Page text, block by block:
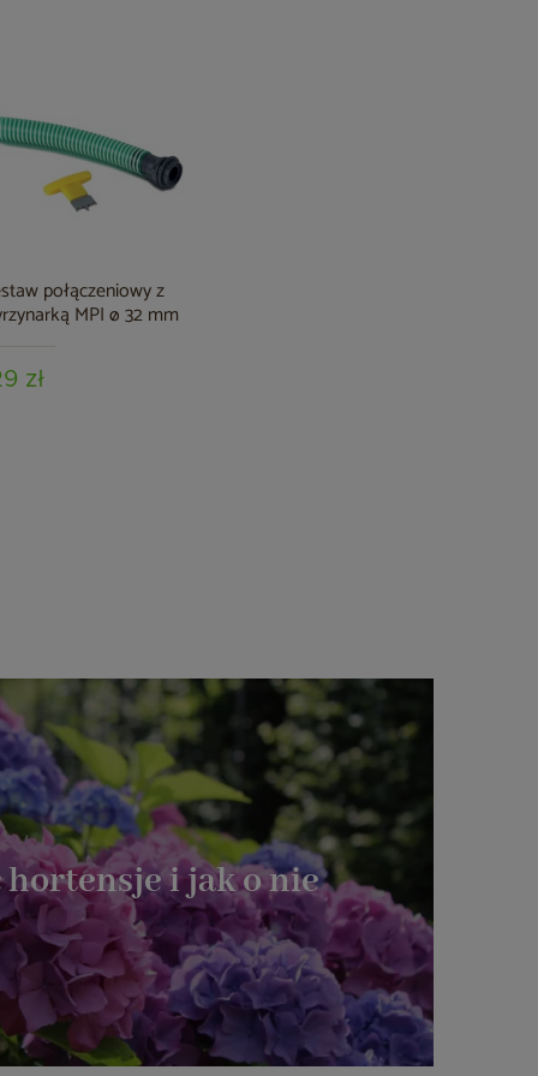
połączeniowy z
MPI ø 32 mm
zł
i jak o nie